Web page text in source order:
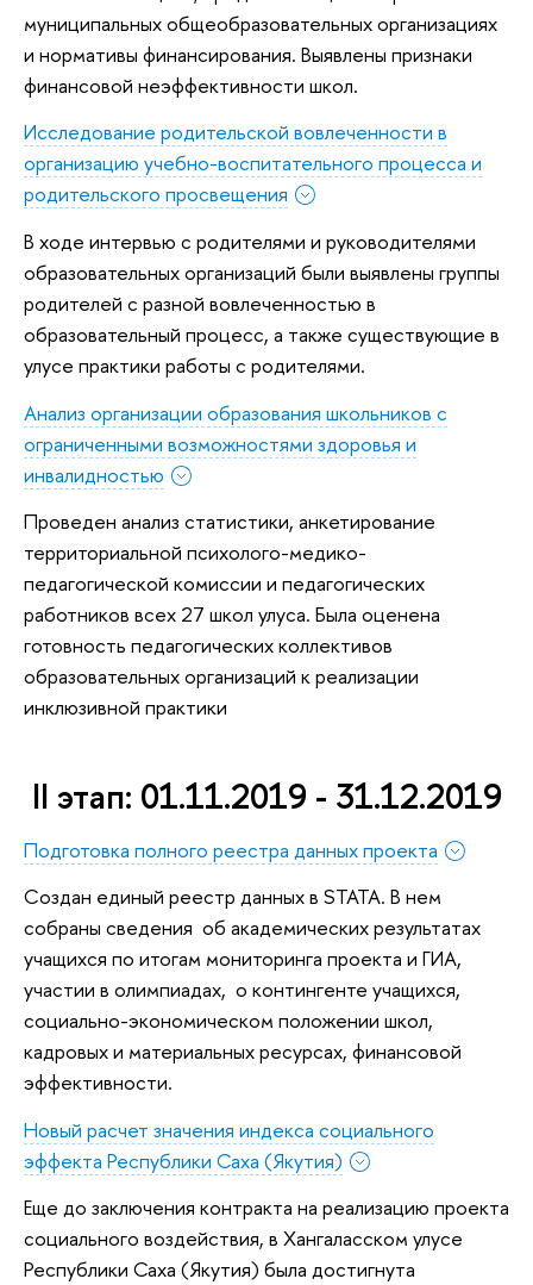
муниципальных общеобразовательных организациях
и нормативы финансирования. Выявлены признаки
финансовой неэффективности школ.
Исследование родительской вовлеченности в
организацию учебно-воспитательного процесса и
родительского просвещения
В ходе интервью с родителями и руководителями
образовательных организаций были выявлены группы
родителей с разной вовлеченностью в
образовательный процесс, а также существующие в
улусе практики работы с родителями.
Анализ организации образования школьников с
ограниченными возможностями здоровья и
инвалидностью
Проведен анализ статистики, анкетирование
территориальной психолого-медико-
педагогической комиссии и педагогических
работников всех 27 школ улуса. Была оценена
готовность педагогических коллективов
образовательных организаций к реализации
инклюзивной практики
II этап: 01.11.2019 - 31.12.2019
Подготовка полного реестра данных проекта
Создан единый реестр данных в STATA. В нем
собраны сведения об академических результатах
учащихся по итогам мониторинга проекта и ГИА,
участии в олимпиадах, о контингенте учащихся,
социально-экономическом положении школ,
кадровых и материальных ресурсах, финансовой
эффективности.
Новый расчет значения индекса социального
эффекта Республики Саха (Якутия)
Еще до заключения контракта на реализацию проекта
социального воздействия, в Хангаласском улусе
Республики Саха (Якутия) была достигнута